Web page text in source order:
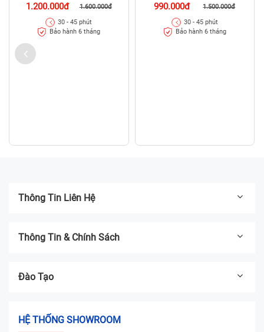
1.200.000đ 1.600.000đ
30 - 45 phút
Bảo hành 6 tháng
990.000đ 1.500.000đ
30 - 45 phút
Bảo hành 6 tháng
Thông Tin Liên Hệ
Thông Tin & Chính Sách
Đào Tạo
HỆ THỐNG SHOWROOM